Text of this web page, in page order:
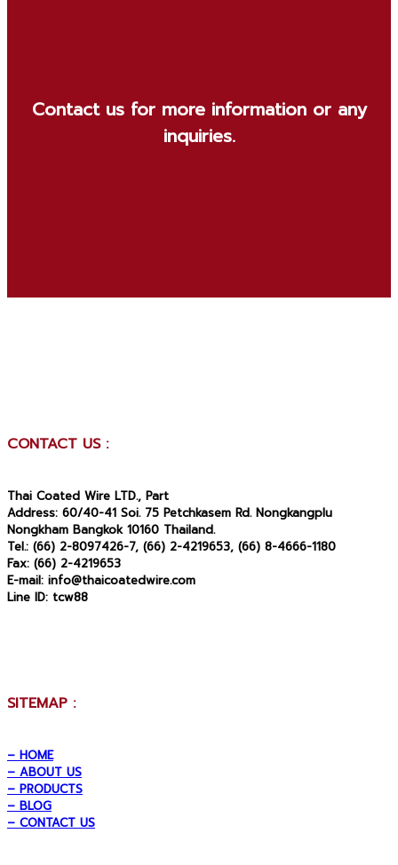
Contact us for more information or any
inquiries.
CONTACT US :
Thai Coated Wire LTD., Part
Address: 60/40-41 Soi. 75 Petchkasem Rd. Nongkangplu
Nongkham Bangkok 10160 Thailand.
Tel.: (66) 2-8097426-7, (66) 2-4219653, (66) 8-4666-1180
Fax: (66) 2-4219653
E-mail: info@thaicoatedwire.com
Line ID: tcw88
SITEMAP :
– HOME
– ABOUT US
– PRODUCTS
– BLOG
– CONTACT US